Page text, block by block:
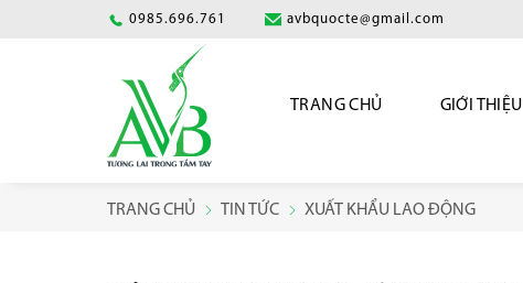
0985.696.761 avbquocte@gmail.com
TRANG CHỦ GIỚI THIỆU
TRANG CHỦ TIN TỨC XUẤT KHẨU LAO ĐỘNG